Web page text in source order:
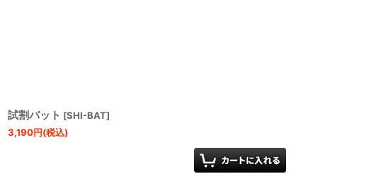
試割バット [SHI-BAT]
3,190円(税込)